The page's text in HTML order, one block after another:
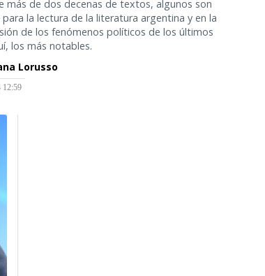
más de dos decenas de textos, algunos son
la lectura de la literatura argentina y en la
de los fenómenos políticos de los últimos
los más notables.
Lorusso
12:59